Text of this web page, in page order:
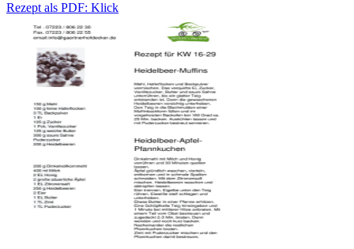
Rezept als PDF: Klick